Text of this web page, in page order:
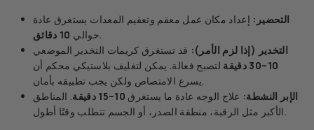
التحضير: إعداد مكان عمل معقم وتعقيم المعدات يستغرق عادة
حوالي 10 دقائق
.
التخدير (إذا لزم الأمر): قد تستغرق كريمات التخدير الموضعي
10–30 دقيقة
لتصبح فعالة. يمكن لتغليف بلاستيكي محكم أن
يسرع الامتصاص ولكن يجب تطبيقه بأمان.
الإبر النشطة: علاج الوجه عادة ما يستغرق 10–15 دقيقة
. المناطق
الأكبر مثل الرقبة، منطقة الصدر، أو الجسم تتطلب وقتًا أطول.